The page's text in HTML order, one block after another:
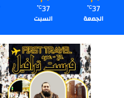
37
℃
الجمعة
37
℃
السبت